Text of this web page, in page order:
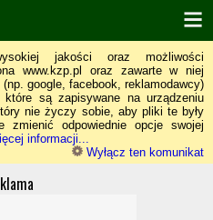
jakości oraz możliwości
www.kzp.pl oraz zawarte w niej
google, facebook, reklamodawcy)
które są zapisywane na urządzeniu
nie życzy sobie, aby pliki te były
zmienić odpowiednie opcje swojej
informacji...
Wyłącz ten komunikat